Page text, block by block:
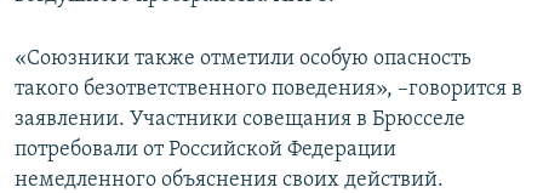
«Союзники также отметили особую опасность
такого безответственного поведения», –говорится в
заявлении. Участники совещания в Брюсселе
потребовали от Российской Федерации
немедленного объяснения своих действий.